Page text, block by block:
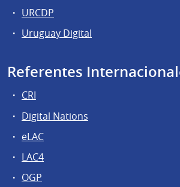
URCDP
Uruguay Digital
Referentes
CRI
Digital Nations
eLAC
LAC4
OGP